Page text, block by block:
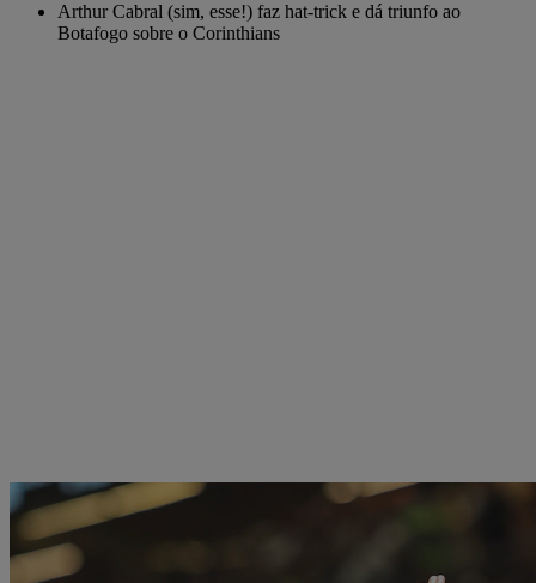
Arthur Cabral (sim, esse!) faz hat-trick e dá triunfo ao
Botafogo sobre o Corinthians